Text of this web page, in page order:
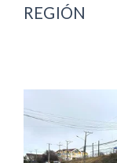
REGIÓN